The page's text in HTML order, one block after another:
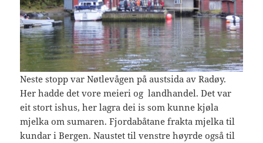
Neste stopp var Nøtlevågen på austsida av Radøy.
Her hadde det vore meieri og landhandel. Det var
eit stort ishus, her lagra dei is som kunne kjøla
mjelka om sumaren. Fjordabåtane frakta mjelka til
kundar i Bergen. Naustet til venstre høyrde også til